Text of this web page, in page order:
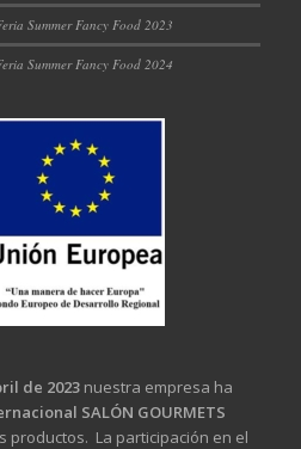
Summer Fancy Food 2023
Summer Fancy Food 2024
de 2023nuestra empresa ha
SALÓN GOURMETS
productos. La participación en el